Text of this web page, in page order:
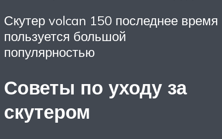
Скутер volcan 150 последнее время
пользуется большой
популярностью
Советы по уходу за
скутером